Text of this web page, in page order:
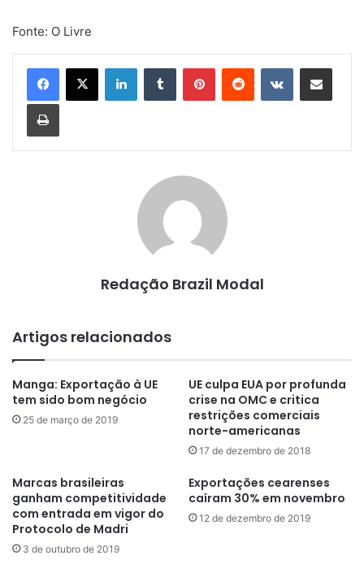
Fonte: O Livre
LinkedinTumblr PinterestReddit VK Compartilhar via e-mail
Imprimir
Redação Brazil Modal
Artigos relacionados
Manga: Exportação à UE
tem sido bom negócio
25 de março de 2019
UE culpa EUA por profunda
crise na OMC e critica
restrições comerciais
norte-americanas
17 de dezembro de 2018
Marcas brasileiras
ganham competitividade
com entrada em vigor do
Protocolo de Madri
3 de outubro de 2019
Exportações cearenses
caíram 30% em novembro
12 de dezembro de 2019